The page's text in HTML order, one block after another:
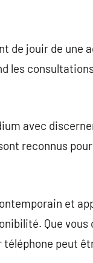
de jouir de une
les
avec
reconnus
et
Que vous
peut